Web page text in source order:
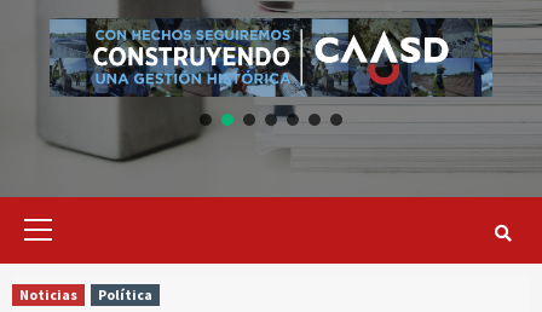
Primary
Noticias Política